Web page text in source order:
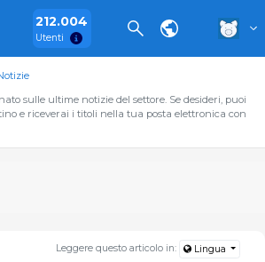
212.004
Utenti
sulle ultime notizie del settore. Se desideri, puoi
e riceverai i titoli nella tua posta elettronica con
Leggere questo articolo in: Lingua